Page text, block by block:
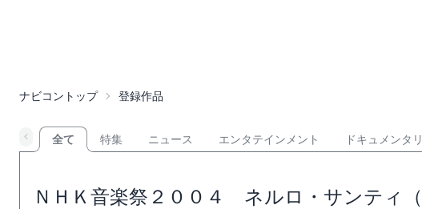
ナビコントップ 登録作品
全て 特集 ニュース エンタテインメント ドキュメンタ
ＮＨＫ音楽祭２００４ ネルロ・サンティ